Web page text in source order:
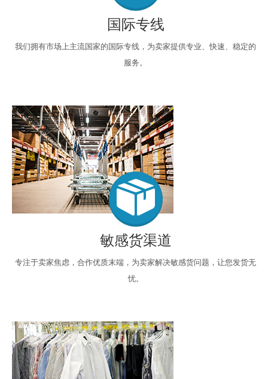
国际专线
我们拥有市场上主流国家的国际专线，为卖家提供专业、快速、稳定的
服务。
敏感货渠道
专注于卖家焦虑，合作优质末端，为卖家解决敏感货问题，让您发货无
忧。